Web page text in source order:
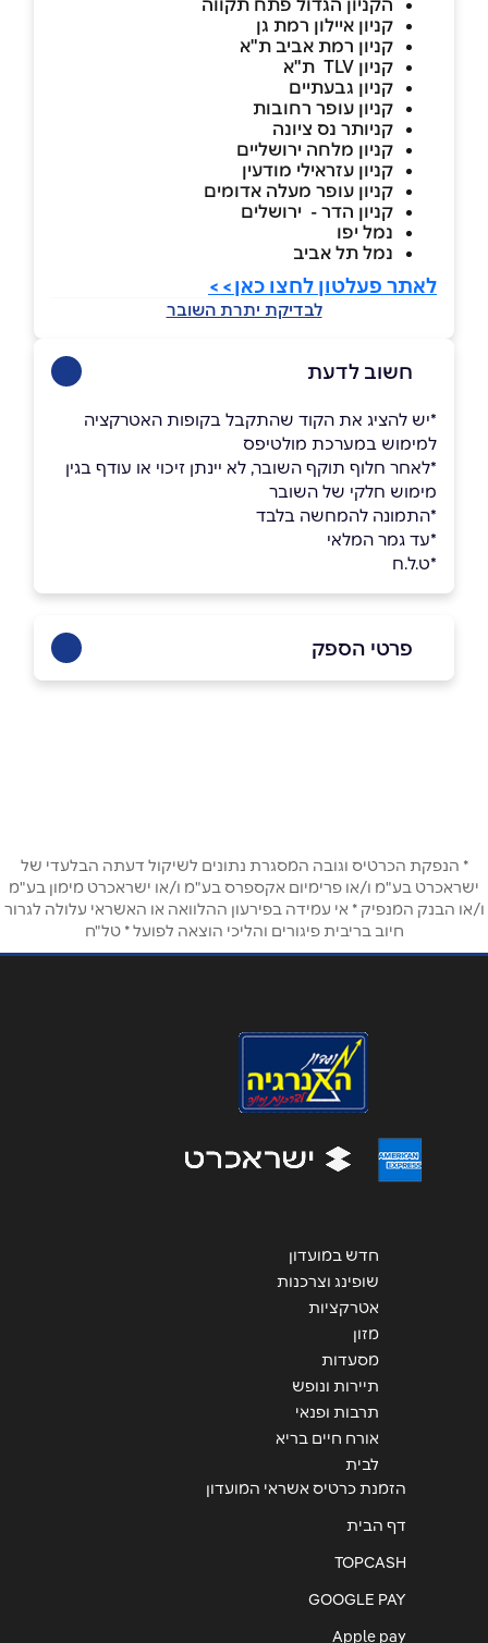
קניון איילון רמת גן
קניון רמת אביב ת"א
קניון TLV ת"א
קניון גבעתיים
קניון עופר רחובות
קניותר נס ציונה
קניון מלחה ירושליים
קניון עזראילי מודעין
קניון עופר מעלה אדומים
קניון הדר - ירושלים
נמל יפו
נמל תל אביב
לאתר פעלטון לחצו כאן>>
לבדיקת יתרת השובר
חשוב לדעת
*יש להציג את הקוד שהתקבל בקופות האטרקציה
למימוש במערכת מולטיפס
*לאחר חלוף תוקף השובר, לא יינתן זיכוי או עודף בגין
מימוש חלקי של השובר
*התמונה להמחשה בלבד
*עד גמר המלאי
*ט.ל.ח
פרטי הספק
טלפון *
אימייל *
אנא חזרו אלי בקשר ל...
* הנפקת הכרטיס וגובה המסגרת נתונים לשיקול דעתה הבלעדי של
ישראכרט בע"מ ו/או פרימיום אקספרס בע"מ ו/או ישראכרט מימון בע"מ
ו/או הבנק המנפיק * אי עמידה בפירעון ההלוואה או האשראי עלולה לגרור
חיוב בריבית פיגורים והליכי הוצאה לפועל * טל"ח
חדש במועדון
שופינג וצרכנות
אטרקציות
מזון
מסעדות
תיירות ונופש
תרבות ופנאי
אורח חיים בריא
לבית
הזמנת כרטיס אשראי המועדון
דף הבית
TOPCASH
GOOGLE PAY
Apple pay